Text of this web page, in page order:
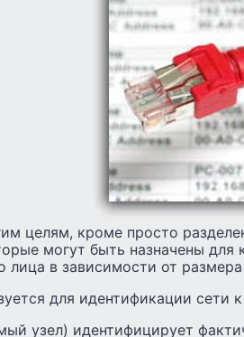
целям, кроме просто
могут быть назначены для
лица в зависимости от
для идентификации сети
узел) идентифицирует